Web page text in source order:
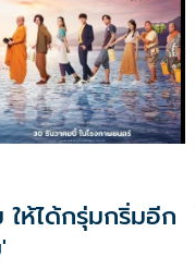
ห้ได้กรุ่มกริ่มอีก